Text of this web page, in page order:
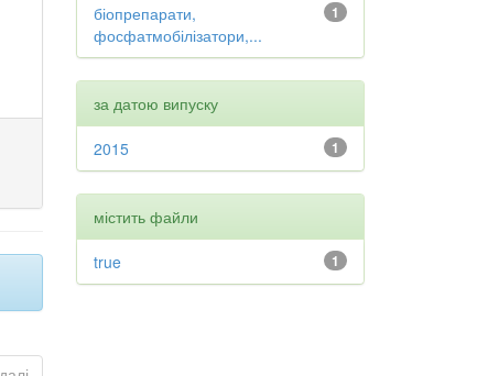
1
біопрепарати,
фосфатмобілізатори,...
за датою випуску
1
2015
містить файли
1
true